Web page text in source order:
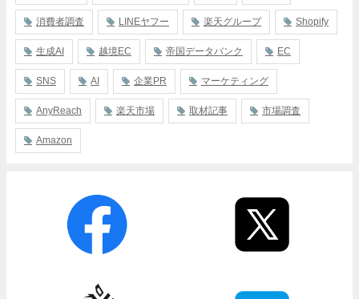
消費者調査 LINEヤフー 楽天グループ Shopify
生成AI 越境EC 帝国データバンク EC
SNS AI 企業PR マーケティング
AnyReach 楽天市場 取材記事 市場調査
Amazon